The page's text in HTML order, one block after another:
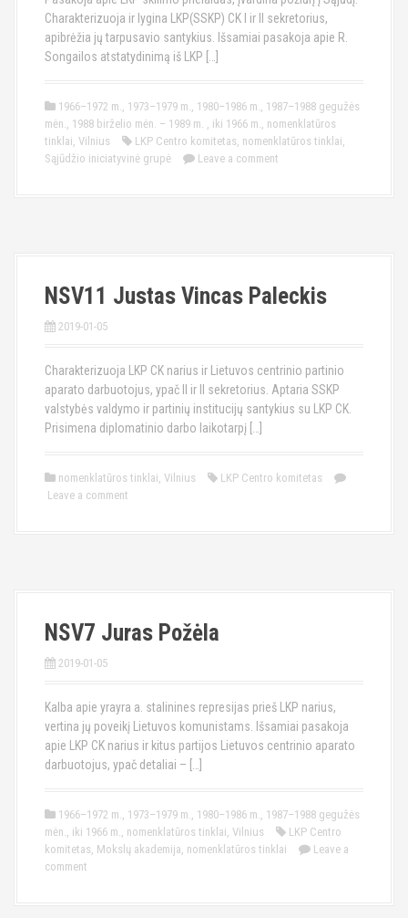
Charakterizuoja ir lygina LKP(SSKP) CK I ir II sekretorius,
apibrėžia jų tarpusavio santykius. Išsamiai pasakoja apie R.
Songailos atstatydinimą iš LKP […]
1966–1972 m., 1973–1979 m., 1980–1986 m., 1987–1988 gegužės
mėn., 1988 birželio mėn. – 1989 m. , iki 1966 m., nomenklatūros
tinklai, Vilnius LKP Centro komitetas, nomenklatūros tinklai,
Sąjūdžio iniciatyvinė grupė
Leave a comment
NSV11 Justas Vincas Paleckis
2019-01-05
Charakterizuoja LKP CK narius ir Lietuvos centrinio partinio
aparato darbuotojus, ypač II ir II sekretorius. Aptaria SSKP
valstybės valdymo ir partinių institucijų santykius su LKP CK.
Prisimena diplomatinio darbo laikotarpį […]
nomenklatūros tinklai, Vilnius
LKP Centro komitetas
Leave a comment
NSV7 Juras Požėla
2019-01-05
Kalba apie yrayra a. stalinines represijas prieš LKP narius,
vertina jų poveikį Lietuvos komunistams. Išsamiai pasakoja
apie LKP CK narius ir kitus partijos Lietuvos centrinio aparato
darbuotojus, ypač detaliai – […]
1966–1972 m., 1973–1979 m., 1980–1986 m., 1987–1988 gegužės
mėn., iki 1966 m., nomenklatūros tinklai, Vilnius
LKP Centro
komitetas, Mokslų akademija, nomenklatūros tinklai
Leave a
comment